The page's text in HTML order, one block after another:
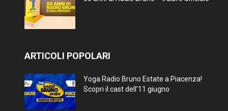
ARTICOLI POPOLARI
Yoga Radio Bruno Estate a Piacenza!
Scopri il cast dell’11 giugno